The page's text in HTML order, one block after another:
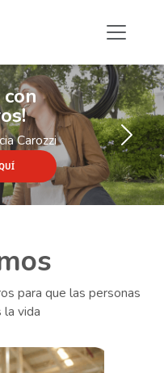
con
Carozzi Next
para que las personas
la vida